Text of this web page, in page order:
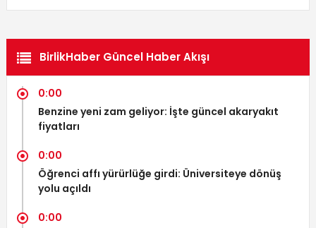
BirlikHaber Güncel Haber Akışı
0:00
Benzine yeni zam geliyor: İşte güncel akaryakıt
fiyatları
0:00
Öğrenci affı yürürlüğe girdi: Üniversiteye dönüş
yolu açıldı
0:00